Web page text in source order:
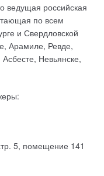
ведущая российская
по всем
и Свердловской
Арамиле, Ревде,
Невьянске,
5, помещение 141